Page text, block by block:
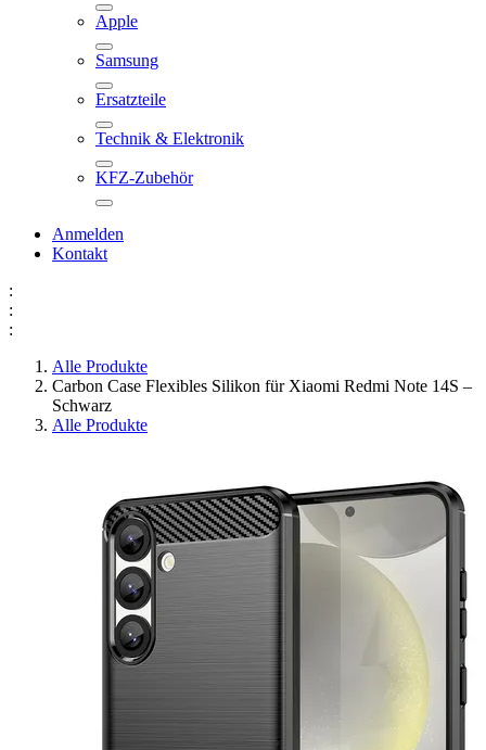
Apple
Samsung
Ersatzteile
Technik & Elektronik
KFZ-Zubehör
Anmelden
Kontakt
:
:
:
Alle Produkte
Carbon Case Flexibles Silikon für Xiaomi Redmi Note 14S –
Schwarz
Alle Produkte